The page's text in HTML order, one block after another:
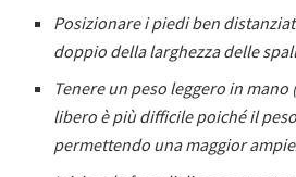
Posizionare i piedi ben
doppio della larghezza delle
Tenere un peso leggero in mano
libero è più difficile poiché il
permettendo una maggior